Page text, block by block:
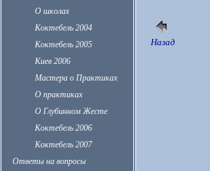
О школах
Коктебель 2004
Коктебель 2005
Киев 2006
Мастера о Практиках
О практиках
О Глубинном Жесте
Коктебель 2006
Коктебель 2007
Ответы на вопросы
Назад